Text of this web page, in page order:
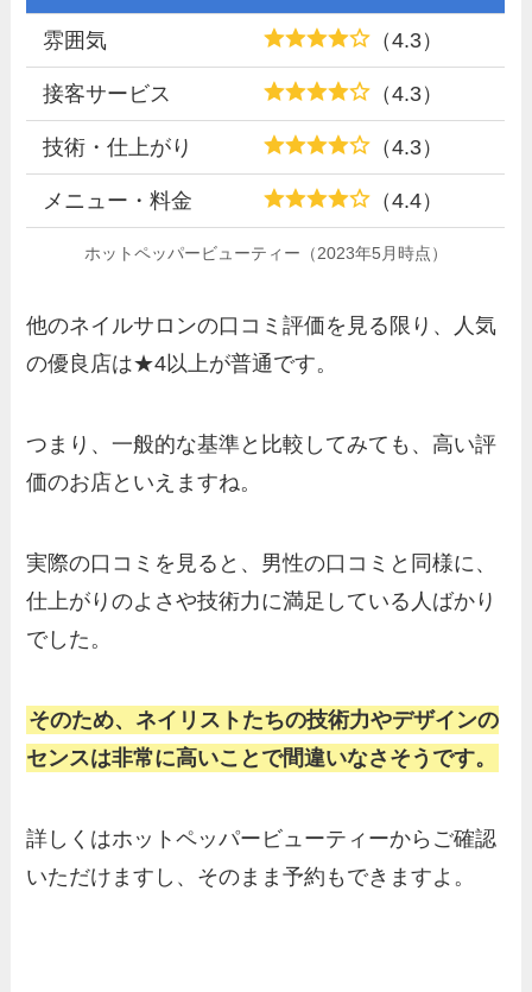
雰囲気 （4.3）
接客サービス （4.3）
技術・仕上がり （4.3）
メニュー・料金 （4.4）
ホットペッパービューティー（2023年5月時点）
他のネイルサロンの口コミ評価を見る限り、人気
の優良店は★4以上が普通です。
つまり、一般的な基準と比較してみても、高い評
価のお店といえますね。
実際の口コミを見ると、男性の口コミと同様に、
仕上がりのよさや技術力に満足している人ばかり
でした。
そのため、ネイリストたちの技術力やデザインの
センスは非常に高いことで間違いなさそうです。
詳しくはホットペッパービューティーからご確認
いただけますし、そのまま予約もできますよ。